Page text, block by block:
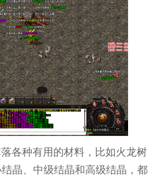
各种有用的材料，比如火龙树
晶、中级结晶和高级结晶，都